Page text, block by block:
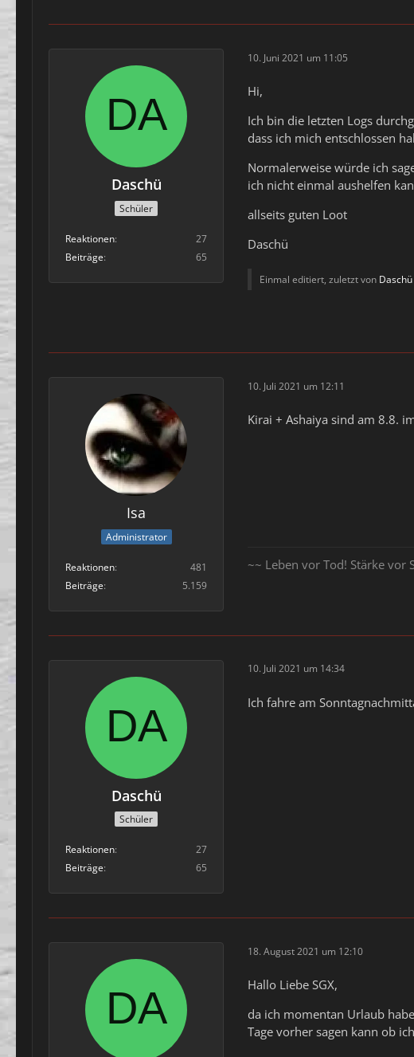
Daschü
Schüler
Reaktionen
27
Beiträge
65
10. Juni 2021 um 11:05
Hi,
Ich bin die letzten Logs
dass ich mich entschlossen
Normalerweise würde ich
ich nicht einmal aushelfen
allseits guten Loot
Daschü
Einmal editiert, zuletzt von Daschü
Isa
Administrator
Reaktionen
481
Beiträge
5.159
10. Juli 2021 um 12:11
Kirai + Ashaiya sind am 8.8.
~~ Leben vor Tod! Stärke vor
Daschü
Schüler
Reaktionen
27
Beiträge
65
10. Juli 2021 um 14:34
Ich fahre am
18. August 2021 um 12:10
Hallo Liebe SGX,
da ich momentan Urlaub
Tage vorher sagen kann ob